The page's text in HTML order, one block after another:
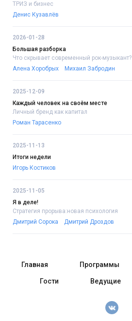
ТРИЗ и бизнес
Денис Кузавлёв
2026-01-28
Большая разборка
Что скрывает современный рок-музыкант?
Алена Хоробрых
Михаил Забродин
2025-12-09
Каждый человек на своём месте
Личный бренд как капитал
Роман Тарасенко
2025-11-13
Итоги недели
Игорь Костиков
2025-11-05
Я в деле!
Стратегия прорыва:новая психология
Дмитрий Сорока
Дмитрий Дроздов
Главная Программы
Гости Ведущие